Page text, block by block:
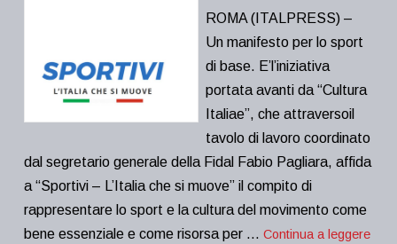
ROMA (ITALPRESS) –
Un manifesto per lo sport
di base. E’l’iniziativa
portata avanti da “Cultura
Italiae”, che attraversoil
tavolo di lavoro coordinato
dal segretario generale della Fidal Fabio Pagliara, affida
a “Sportivi – L’Italia che si muove” il compito di
rappresentare lo sport e la cultura del movimento come
bene essenziale e come risorsa per … Continua a leggere